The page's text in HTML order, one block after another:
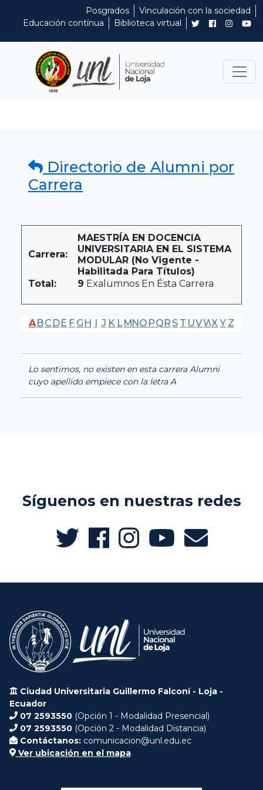
Posgrados
Vinculación con la sociedad
Educación contínua
Biblioteca virtual
Directorio de Alumni por
Carrera
Carrera:
MAESTRÍA EN DOCENCIA
UNIVERSITARIA EN EL SISTEMA
MODULAR (No Vigente -
Habilitada Para Títulos)
Total:
9 Exalumnos En Ésta Carrera
ABC DE F G H I J K LMNO PQR S T UVWX Y Z
Lo sentimos, no existen en esta carrera Alumni
cuyo apellido empiece con la letra A
Síguenos en nuestras redes
Ciudad Universitaria Guillermo Falconí - Loja -
Ecuador
07 2593550 (Opción 1 - Modalidad Presencial)
07 2593550 (Opción 2 - Modalidad Distancia)
Contáctanos: comunicacion@unl.edu.ec
Ver ubicación en el mapa